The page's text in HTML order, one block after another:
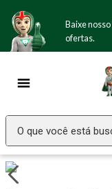
Baixe
ofertas.
O que você está